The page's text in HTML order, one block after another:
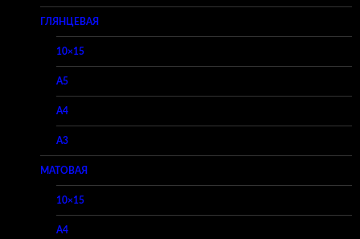
ГЛЯНЦЕВАЯ
10×15
A5
A4
A3
МАТОВАЯ
10×15
A4